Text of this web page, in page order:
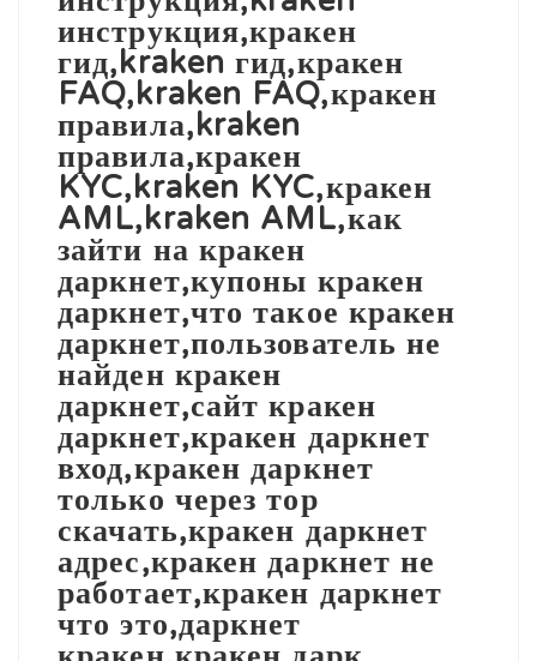
инструкция,кракен
гид,kraken гид,кракен
FAQ,kraken FAQ,кракен
правила,kraken
правила,кракен
KYC,kraken KYC,кракен
AML,kraken AML,как
зайти на кракен
даркнет,купоны кракен
даркнет,что такое кракен
даркнет,пользователь не
найден кракен
даркнет,сайт кракен
даркнет,кракен даркнет
вход,кракен даркнет
только через тор
скачать,кракен даркнет
адрес,кракен даркнет не
работает,кракен даркнет
что это,даркнет